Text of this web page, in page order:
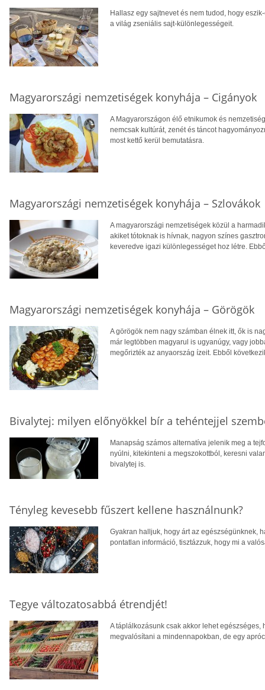
Hallasz egy sajtnevet és nem tudod, hogy
a világ zseniális sajt-különlegességeit.
Magyarországi nemzetiségek konyhája – Cigányok
A Magyarországon élő etnikumok és
nemcsak kultúrát, zenét és táncot
most kettő kerül bemutatásra.
Magyarországi nemzetiségek konyhája – Szlovákok
A magyarországi nemzetiségek közül a
akiket tótoknak is hívnak, nagyon színes
keveredve igazi különlegességet hoz létre.
Magyarországi nemzetiségek konyhája – Görögök
A görögök nem nagy számban élnek itt, ők is
már legtöbben magyarul is ugyanúgy, vagy
megőrizték az anyaország ízeit. Ebből
Bivalytej: milyen előnyökkel bír a tehéntejjel
Manapság számos alternatíva jelenik meg a
nyúlni, kitekinteni a megszokottból, keresni
bivalytej is.
Tényleg kevesebb fűszert kellene használnunk?
Gyakran halljuk, hogy árt az egészségünknek,
pontatlan információ, tisztázzuk, hogy mi a
Tegye változatosabbá étrendjét!
A táplálkozásunk csak akkor lehet
megvalósítani a mindennapokban, de egy